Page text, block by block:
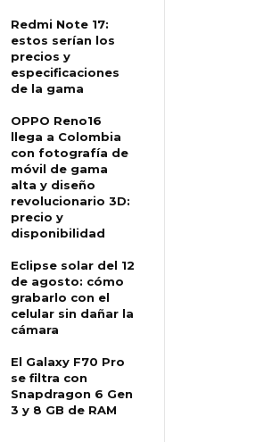
Redmi Note 17:
estos serían los
precios y
especificaciones
de la gama
OPPO Reno16
llega a Colombia
con fotografía de
móvil de gama
alta y diseño
revolucionario 3D:
precio y
disponibilidad
Eclipse solar del 12
de agosto: cómo
grabarlo con el
celular sin dañar la
cámara
El Galaxy F70 Pro
se filtra con
Snapdragon 6 Gen
3 y 8 GB de RAM